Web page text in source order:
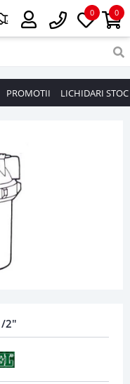
0
0
PROMOTII LICHIDARI STOC
2"